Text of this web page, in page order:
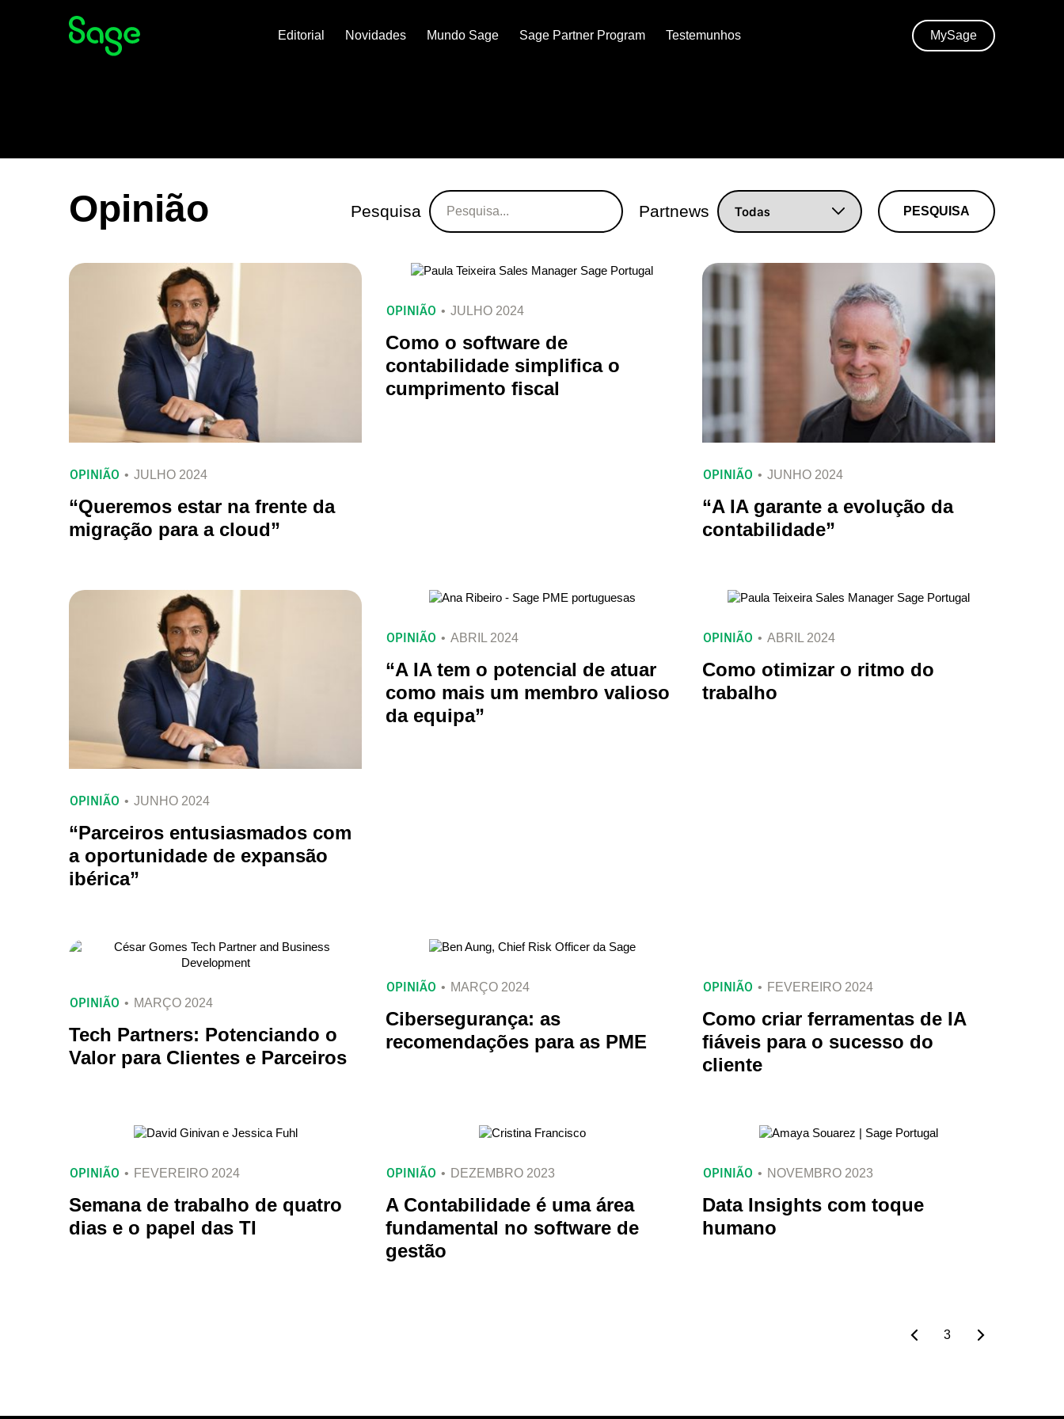
Editorial Novidades Mundo Sage Sage Partner Program Testemunhos MySage
Opinião Pesquisa Partnews
OPINIÃO JULHO 2024
“Queremos estar na frente da
migração para a cloud”
OPINIÃO JULHO 2024
Como o software de
contabilidade simplifica o
cumprimento fiscal
OPINIÃO JUNHO 2024
“A IA garante a evolução da
contabilidade”
OPINIÃO JUNHO 2024
“Parceiros entusiasmados com
a oportunidade de expansão
ibérica”
OPINIÃO ABRIL 2024
“A IA tem o potencial de atuar
como mais um membro valioso
da equipa”
OPINIÃO ABRIL 2024
Como otimizar o ritmo do
trabalho
OPINIÃO MARÇO 2024
Tech Partners: Potenciando o
Valor para Clientes e Parceiros
OPINIÃO MARÇO 2024
Cibersegurança: as
recomendações para as PME
OPINIÃO FEVEREIRO 2024
Como criar ferramentas de IA
fiáveis para o sucesso do
cliente
OPINIÃO FEVEREIRO 2024
Semana de trabalho de quatro
dias e o papel das TI
OPINIÃO DEZEMBRO 2023
A Contabilidade é uma área
fundamental no software de
gestão
OPINIÃO NOVEMBRO 2023
Data Insights com toque
humano
3